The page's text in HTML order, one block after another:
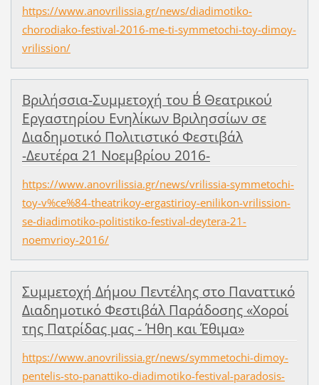
https://www.anovrilissia.gr/news/diadimotiko-
chorodiako-festival-2016-me-ti-symmetochi-toy-dimoy-
vrilission/
Βριλήσσια-Συμμετοχή του Β΄ Θεατρικού
Εργαστηρίου Ενηλίκων Βριλησσίων σε
Διαδημοτικό Πολιτιστικό Φεστιβάλ
-Δευτέρα 21 Νοεμβρίου 2016-
https://www.anovrilissia.gr/news/vrilissia-symmetochi-
toy-v%ce%84-theatrikoy-ergastirioy-enilikon-vrilission-
se-diadimotiko-politistiko-festival-deytera-21-
noemvrioy-2016/
Συμμετοχή Δήμου Πεντέλης στο Παναττικό
Διαδημοτικό Φεστιβάλ Παράδοσης «Χοροί
της Πατρίδας μας - Ήθη και Έθιμα»
https://www.anovrilissia.gr/news/symmetochi-dimoy-
pentelis-sto-panattiko-diadimotiko-festival-paradosis-